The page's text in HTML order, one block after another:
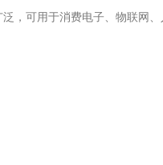
，可用于消费电子、物联网